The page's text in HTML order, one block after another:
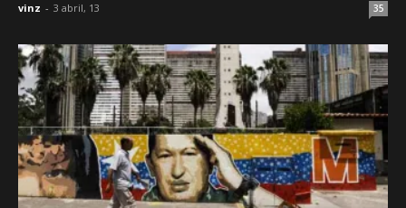
vinz - 3 abril, 13 35